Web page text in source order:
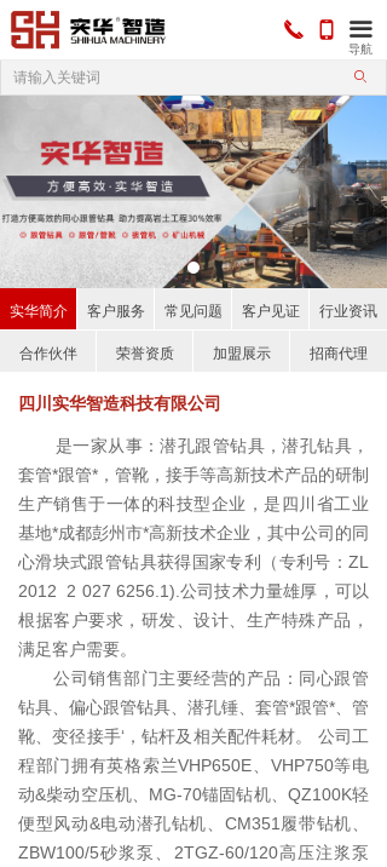
导航
넓
끅 끀
ꄙ
实华简介 客户服务 常见问题 客户见证 行业资讯
四川实华智造科技有限公司
是一家从事：潜孔跟管钻具，潜孔钻具，
套管*跟管*，管靴，接手等高新技术产品的研制
生产销售于一体的科技型企业，是四川省工业
基地*成都彭州市*高新技术企业，其中公司的同
心滑块式跟管钻具获得国家专利（专利号：ZL
2012 2 027 6256.1).公司技术力量雄厚，可以
根据客户要求，研发、设计、生产特殊产品，
满足客户需要。
公司销售部门主要经营的产品：同心跟管
钻具、偏心跟管钻具、潜孔锤、套管*跟管*、管
靴、变径接手‘，钻杆及相关配件耗材。 公司工
程部门拥有英格索兰VHP650E、VHP750等电
动&柴动空压机、MG-70锚固钻机、QZ100K轻
便型风动&电动潜孔钻机、CM351履带钻机、
ZBW100/5砂浆泵、2TGZ-60/120高压注浆泵
合作伙伴 荣誉资质 加盟展示 招商代理